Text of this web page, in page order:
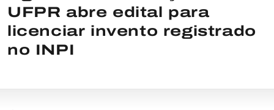
UFPR abre edital para
licenciar invento registrado
no INPI